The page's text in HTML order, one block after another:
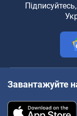
Завантажуйте